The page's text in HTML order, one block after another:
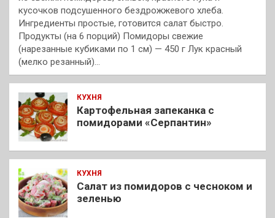
кусочков подсушенного бездрожжевого хлеба.
Ингредиенты простые, готовится салат быстро.
Продукты (на 6 порций) Помидоры свежие
(нарезанные кубиками по 1 см) — 450 г Лук красный
(мелко резанный)…
КУХНЯ
Картофельная запеканка с
помидорами «Серпантин»
КУХНЯ
Салат из помидоров с чесноком и
зеленью